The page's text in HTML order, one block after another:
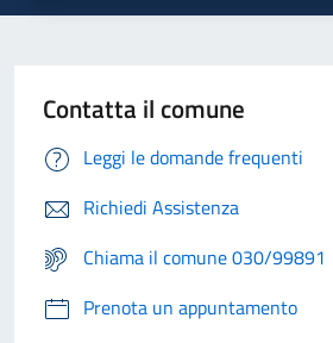
Contatta il comune
Leggi le domande frequenti
Richiedi Assistenza
Chiama il comune 030/99891
Prenota un appuntamento